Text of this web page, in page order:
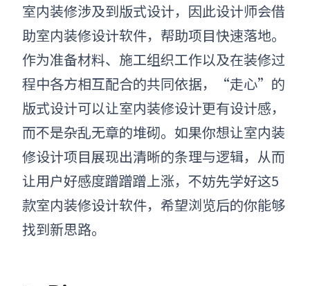
室内装修涉及到版式设计，因此设计师会借
助室内装修设计软件，帮助项目快速落地。
作为准备材料、施工组织工作以及在装修过
程中各方相互配合的共同依据，“走心”的
版式设计可以让室内装修设计更有设计感，
而不是杂乱无章的堆砌。 如果你想让室内装
修设计项目展现出清晰的条理与逻辑，从而
让用户好感度蹭蹭蹭上涨， 不妨先学好这5
款室内装修设计软件， 希望浏览后的你能够
找到新思路。